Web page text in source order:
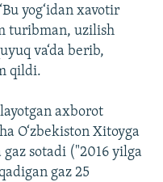
yog‘idan xavotir
turibman, uzilish
va‘da berib,
qildi.
axborot
O‘zbekiston Xitoyga
sotadi ("2016 yilga
gaz 25